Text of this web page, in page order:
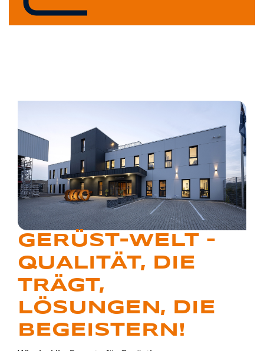
GERÜST-WELT –
QUALITÄT, DIE
TRÄGT,
LÖSUNGEN, DIE
BEGEISTERN!